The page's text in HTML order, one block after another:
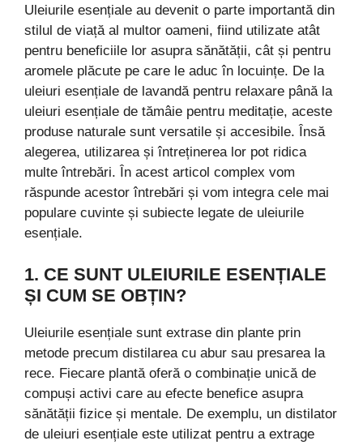
Uleiurile esențiale au devenit o parte importantă din
stilul de viață al multor oameni, fiind utilizate atât
pentru beneficiile lor asupra sănătății, cât și pentru
aromele plăcute pe care le aduc în locuințe. De la
uleiuri esențiale de lavandă pentru relaxare până la
uleiuri esențiale de tămâie pentru meditație, aceste
produse naturale sunt versatile și accesibile. Însă
alegerea, utilizarea și întreținerea lor pot ridica
multe întrebări. În acest articol complex vom
răspunde acestor întrebări și vom integra cele mai
populare cuvinte și subiecte legate de uleiurile
esențiale.
1. CE SUNT ULEIURILE ESENȚIALE
ȘI CUM SE OBȚIN?
Uleiurile esențiale sunt extrase din plante prin
metode precum distilarea cu abur sau presarea la
rece. Fiecare plantă oferă o combinație unică de
compuși activi care au efecte benefice asupra
sănătății fizice și mentale. De exemplu, un distilator
de uleiuri esențiale este utilizat pentru a extrage